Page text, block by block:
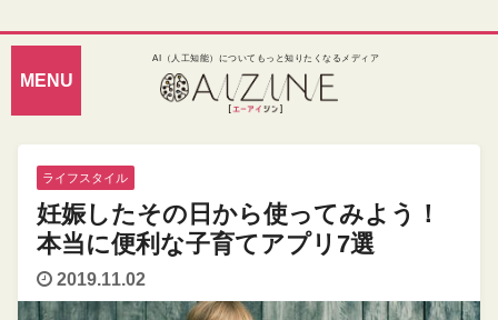
AI（人工知能）についてもっと知りたくなるメディア
ライフスタイル
妊娠したその日から使ってみよう！
本当に便利な子育てアプリ7選
2019.11.02